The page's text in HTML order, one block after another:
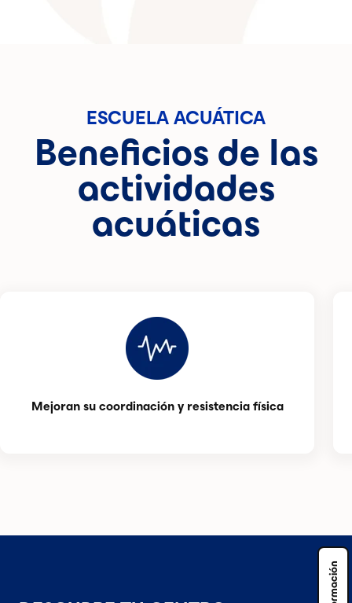
ESCUELA ACUÁTICA
Beneficios de las
actividades
acuáticas
Mejoran su coordinación y resistencia física